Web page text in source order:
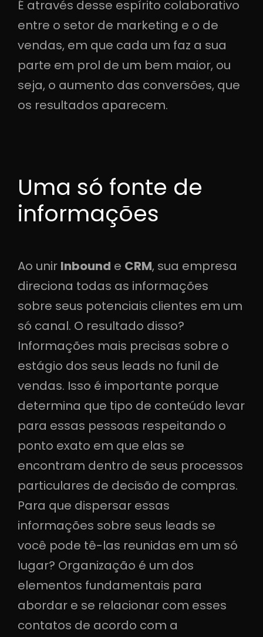
É através desse espírito colaborativo
entre o setor de marketing e o de
vendas, em que cada um faz a sua
parte em prol de um bem maior, ou
seja, o aumento das conversões, que
os resultados aparecem.
Uma só fonte de
informações
Ao unir Inbound e CRM, sua empresa
direciona todas as informações
sobre seus potenciais clientes em um
só canal. O resultado disso?
Informações mais precisas sobre o
estágio dos seus leads no funil de
vendas. Isso é importante porque
determina que tipo de conteúdo levar
para essas pessoas respeitando o
ponto exato em que elas se
encontram dentro de seus processos
particulares de decisão de compras.
Para que dispersar essas
informações sobre seus leads se
você pode tê-las reunidas em um só
lugar? Organização é um dos
elementos fundamentais para
abordar e se relacionar com esses
contatos de acordo com a